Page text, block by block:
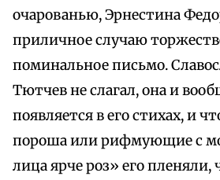
очарованью, Эрнестина
приличное случаю
поминальное письмо.
Тютчев не слагал, она и
появляется в его стихах, и
пороша или рифмующие с
лица ярче роз» его пленяли,